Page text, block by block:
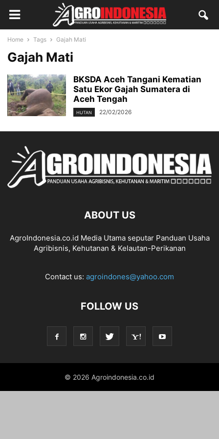
Home Tags Gajah Mati
Gajah Mati
BKSDA Aceh Tangani Kematian
Satu Ekor Gajah Sumatera di
Aceh Tengah
HUTAN 22/02/2026
ABOUT US
AgroIndonesia.co.id Media Utama seputar Panduan Usaha
Agribisnis, Kehutanan & Kelautan-Perikanan
Contact us: agroindones@yahoo.com
FOLLOW US
© 2026 Agroindonesia.co.id